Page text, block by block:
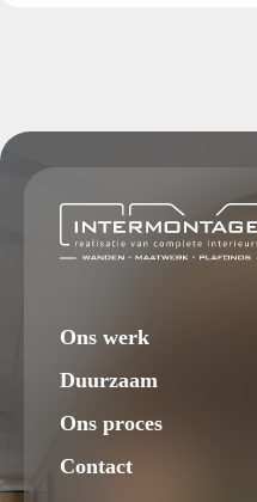
Ons werk
Duurzaam
Ons proces
Contact